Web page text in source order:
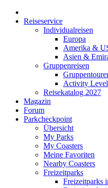
Reiseservice
Individualreisen
Europa
Amerika &
Asien &
Gruppenreisen
Activity Level
Reisekatalog 2027
Magazin
Forum
Parkcheckpoint
Übersicht
My Parks
My Coasters
Meine Favoriten
Nearby Coasters
Freizeitparks
Freizeitparks